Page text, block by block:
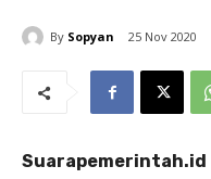
By Sopyan 25 Nov 2020
Suarapemerintah.id